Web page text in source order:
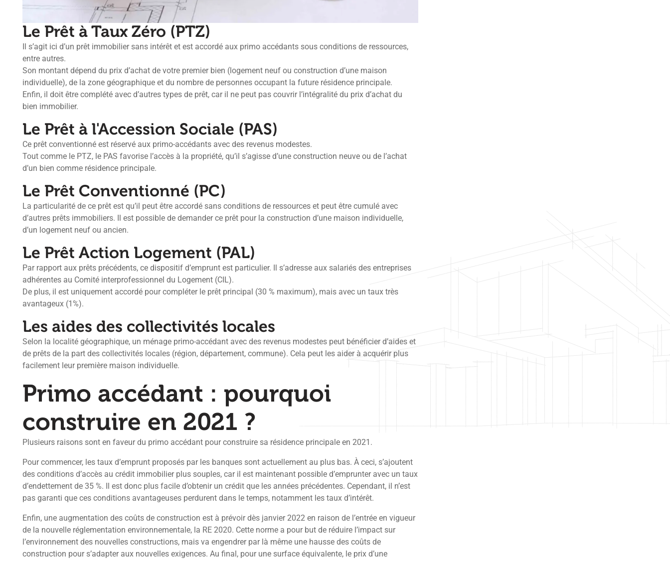
Le Prêt à Taux Zéro (PTZ)
Il s’agit ici d’un prêt immobilier sans intérêt et est accordé aux primo accédants sous conditions de ressources,
entre autres.
Son montant dépend du prix d’achat de votre premier bien (logement neuf ou construction d’une maison
individuelle), de la zone géographique et du nombre de personnes occupant la future résidence principale.
Enfin, il doit être complété avec d’autres types de prêt, car il ne peut pas couvrir l’intégralité du prix d’achat du
bien immobilier.
Le Prêt à l'Accession Sociale (PAS)
Ce prêt conventionné est réservé aux primo-accédants avec des revenus modestes.
Tout comme le PTZ, le PAS favorise l’accès à la propriété, qu’il s’agisse d’une construction neuve ou de l’achat
d’un bien comme résidence principale.
Le Prêt Conventionné (PC)
La particularité de ce prêt est qu’il peut être accordé sans conditions de ressources et peut être cumulé avec
d’autres prêts immobiliers. Il est possible de demander ce prêt pour la construction d’une maison individuelle,
d’un logement neuf ou ancien.
Le Prêt Action Logement (PAL)
Par rapport aux prêts précédents, ce dispositif d’emprunt est particulier. Il s’adresse aux salariés des entreprises
adhérentes au Comité interprofessionnel du Logement (CIL).
De plus, il est uniquement accordé pour compléter le prêt principal (30 % maximum), mais avec un taux très
avantageux (1%).
Les aides des collectivités locales
Selon la localité géographique, un ménage primo-accédant avec des revenus modestes peut bénéficier d’aides et
de prêts de la part des collectivités locales (région, département, commune). Cela peut les aider à acquérir plus
facilement leur première maison individuelle.
Primo accédant : pourquoi
construire en 2021 ?
Plusieurs raisons sont en faveur du primo accédant pour construire sa résidence principale en 2021.
Pour commencer, les taux d’emprunt proposés par les banques sont actuellement au plus bas. À ceci, s’ajoutent
des conditions d’accès au crédit immobilier plus souples, car il est maintenant possible d’emprunter avec un taux
d’endettement de 35 %. Il est donc plus facile d’obtenir un crédit que les années précédentes. Cependant, il n’est
pas garanti que ces conditions avantageuses perdurent dans le temps, notamment les taux d’intérêt.
Enfin, une augmentation des coûts de construction est à prévoir dès janvier 2022 en raison de l’entrée en vigueur
de la nouvelle réglementation environnementale, la RE 2020. Cette norme a pour but de réduire l’impact sur
l’environnement des nouvelles constructions, mais va engendrer par là même une hausse des coûts de
construction pour s’adapter aux nouvelles exigences. Au final, pour une surface équivalente, le prix d’une